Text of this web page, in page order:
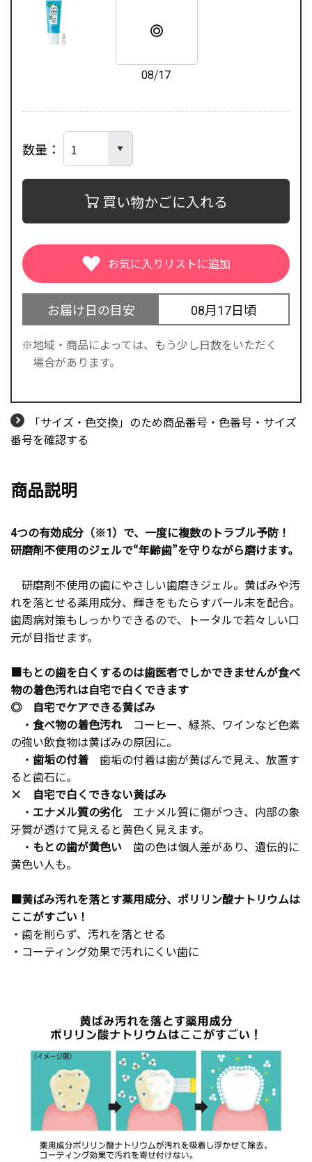
08/17
数量
買い物かごに入れる
お届け日の目安 08月17日頃
地域・商品によっては、もう少し日数をいただく
場合があります。
「サイズ・色交換」のため商品番号・色番号・サイズ
番号を確認する
商品説明
4つの有効成分（※1）で、一度に複数のトラブル予防！
研磨剤不使用のジェルで“年齢歯”を守りながら磨けます。
研磨剤不使用の歯にやさしい歯磨きジェル。黄ばみや汚
れを落とせる薬用成分、輝きをもたらすパール末を配合。
歯周病対策もしっかりできるので、トータルで若々しい口
元が目指せます。
■もとの歯を白くするのは歯医者でしかできませんが食べ
物の着色汚れは自宅で白くできます
◎ 自宅でケアできる黄ばみ
・ 食べ物の着色汚れコーヒー、緑茶、ワインなど色素
の強い飲食物は黄ばみの原因に。
・ 歯垢の付着 歯垢の付着は歯が黄ばんで見え、放置す
ると歯石に。
× 自宅で白くできない黄ばみ
・ エナメル質の劣化 エナメル質に傷がつき、内部の象
牙質が透けて見えると黄色く見えます。
・ もとの歯が黄色い 歯の色は個人差があり、遺伝的に
黄色い人も。
■黄ばみ汚れを落とす薬用成分、ポリリン酸ナトリウムは
ここがすごい！
・歯を削らず、汚れを落とせる
・コーティング効果で汚れにくい歯に